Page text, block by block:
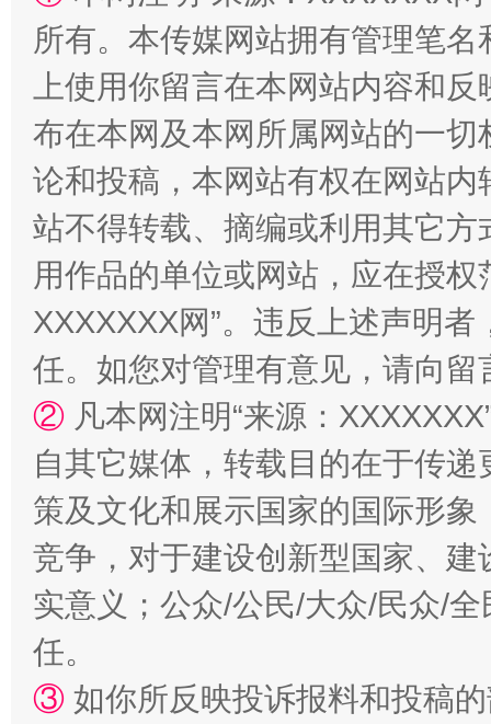
“蜀中异人”王建安的艺术幻境
所有。本传媒网站拥有管理笔
上使用你留言在本网站内容和
布在本网及本网所属网站的一
论和投稿，本网站有权在网站
站不得转载、摘编或利用其它
用作品的单位或网站，应在授
XXXXXXX网”。违反上述声明
任。如您对管理有意见，请向
② 凡本网注明“来源：
自其它媒体，转载目的在于传
策及文化和展示国家的国际形
竞争，对于建设创新型国家、
实意义；公众/公民/大众/民众/
任。
③ 如你所反映投诉报料和投稿